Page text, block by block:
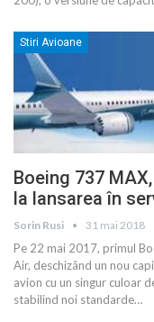
Stiri Avioane
Boeing 737
la lansarea în
Sorin Rusi 31 mai 2018
Pe 22 mai 2017, primul
Air, deschizând un nou
avion cu un singur culoar
stabilind noi standarde…